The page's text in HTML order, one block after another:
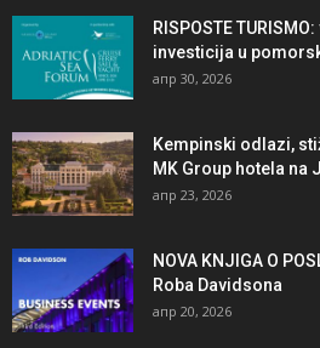
RISPOSTE
investicija u
апр 30, 2026
Kempinski odlazi,
MK Group hotela na
апр 23, 2026
NOVA KNJIGA O
Roba Davidsona
апр 20, 2026